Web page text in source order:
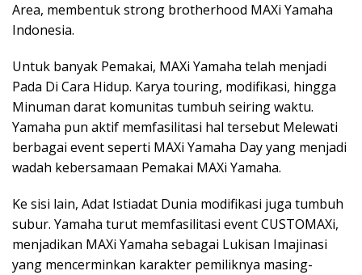
Area, membentuk strong brotherhood MAXi Yamaha
Indonesia.
Untuk banyak Pemakai, MAXi Yamaha telah menjadi
Pada Di Cara Hidup. Karya touring, modifikasi, hingga
Minuman darat komunitas tumbuh seiring waktu.
Yamaha pun aktif memfasilitasi hal tersebut Melewati
berbagai event seperti MAXi Yamaha Day yang menjadi
wadah kebersamaan Pemakai MAXi Yamaha.
Ke sisi lain, Adat Istiadat Dunia modifikasi juga tumbuh
subur. Yamaha turut memfasilitasi event CUSTOMAXi,
menjadikan MAXi Yamaha sebagai Lukisan Imajinasi
yang mencerminkan karakter pemiliknya masing-